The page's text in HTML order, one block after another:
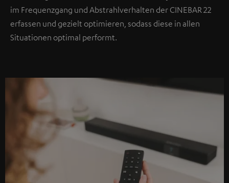
im Frequenzgang und Abstrahlverhalten der CINEBAR 22
erfassen und gezielt optimieren, sodass diese in allen
Situationen optimal performt.